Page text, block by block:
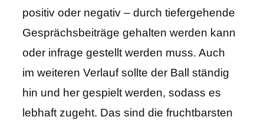
positiv oder negativ – durch tiefergehende
Gesprächsbeiträge gehalten werden kann
oder infrage gestellt werden muss. Auch
im weiteren Verlauf sollte der Ball ständig
hin und her gespielt werden, sodass es
lebhaft zugeht. Das sind die fruchtbarsten